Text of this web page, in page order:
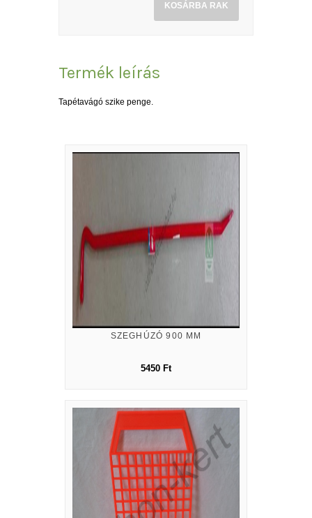
KOSÁRBA RAK
Termék leírás
Tapétavágó szike penge.
SZEGHÚZÓ 900 MM
5450 Ft